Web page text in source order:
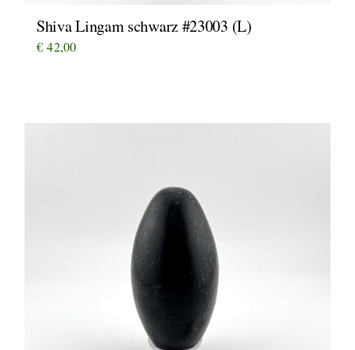
Shiva Lingam schwarz #23003 (L)
€ 42,00